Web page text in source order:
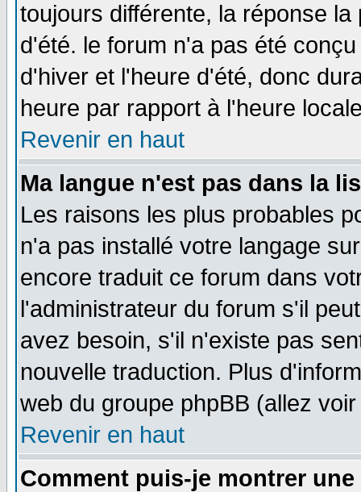
toujours différente, la réponse
d'été. le forum n'a pas été
d'hiver et l'heure d'été, donc
heure par rapport à l'heure
Revenir en haut
Ma langue n'est pas dans la
Les raisons les plus probables
n'a pas installé votre langage
encore traduit ce forum dans
l'administrateur du forum s'il
avez besoin, s'il n'existe pas
nouvelle traduction. Plus
web du groupe phpBB (allez
Revenir en haut
Comment puis-je montrer